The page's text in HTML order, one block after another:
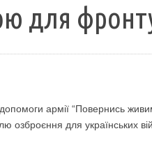
для
армії “Повернись
озброєння для українських